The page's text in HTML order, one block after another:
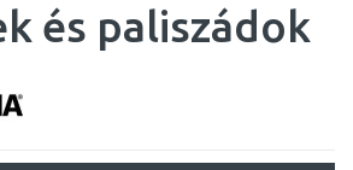
és paliszádok